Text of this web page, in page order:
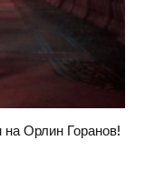
на Орлин Горанов!